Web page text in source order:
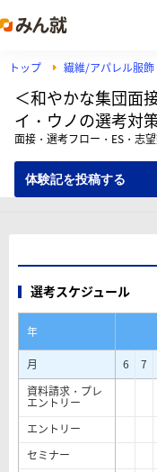
トップ 繊維/アパレル服飾
＜和やかな集団面
イ・ウノの選考対
面接・選考フロー・ES・志
体験記を投稿する
選考スケジュール
年
月
6 7
資料請求・プレ
エントリー
エントリー
セミナー